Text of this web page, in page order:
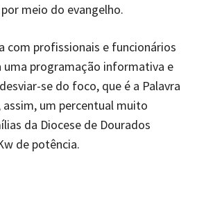
meio do evangelho.
com profissionais e funcionários
uma programação informativa e
se do foco, que é a Palavra
assim, um percentual muito
da Diocese de Dourados
de potência.